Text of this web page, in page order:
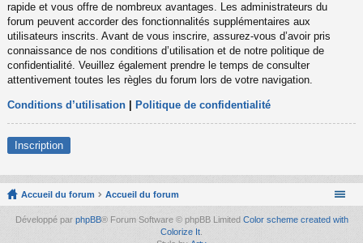
rapide et vous offre de nombreux avantages. Les administrateurs du
forum peuvent accorder des fonctionnalités supplémentaires aux
utilisateurs inscrits. Avant de vous inscrire, assurez-vous d’avoir pris
connaissance de nos conditions d’utilisation et de notre politique de
confidentialité. Veuillez également prendre le temps de consulter
attentivement toutes les règles du forum lors de votre navigation.
Conditions d’utilisation Politique de confidentialité
Inscription
Accueil du forum Accueil du forum
Développé par phpBB® Forum Software © phpBB Limited Color scheme created with
Colorize It.